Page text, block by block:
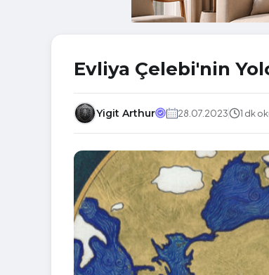
Evliya Çelebi'nin
Yigit Arthur 28.07.2023 1 dk